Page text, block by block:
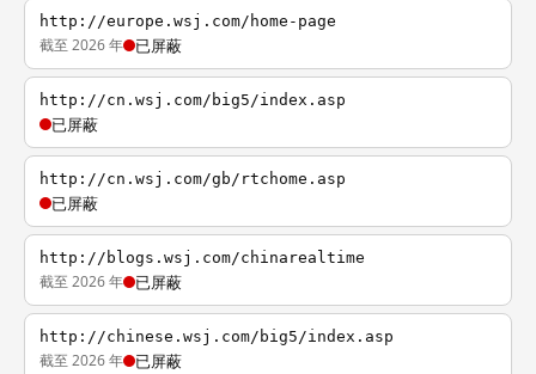
http://europe.wsj.com/home-page
截至 2026 年 已屏蔽
http://cn.wsj.com/big5/index.asp
已屏蔽
http://cn.wsj.com/gb/rtchome.asp
已屏蔽
http://blogs.wsj.com/chinarealtime
截至 2026 年 已屏蔽
http://chinese.wsj.com/big5/index.asp
截至 2026 年 已屏蔽